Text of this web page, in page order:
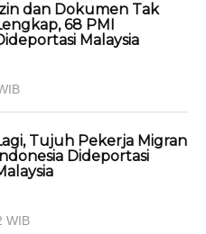
Izin dan Dokumen Tak
68 PMI
Malaysia
Tujuh Pekerja Migran
Indonesia Dideportasi
WIB